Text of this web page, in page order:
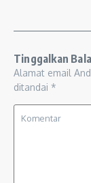
Tinggalkan
Alamat email
ditandai *